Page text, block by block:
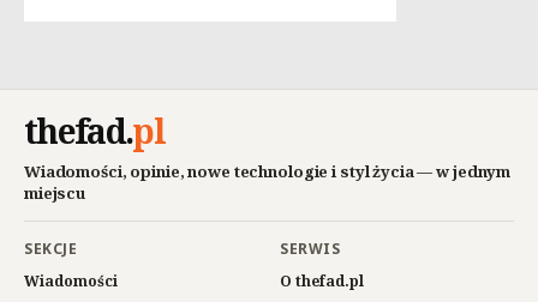
thefad.pl
Wiadomości, opinie, nowe technologie i styl życia — w jednym
miejscu
SEKCJE
Wiadomości
SERWIS
O thefad.pl